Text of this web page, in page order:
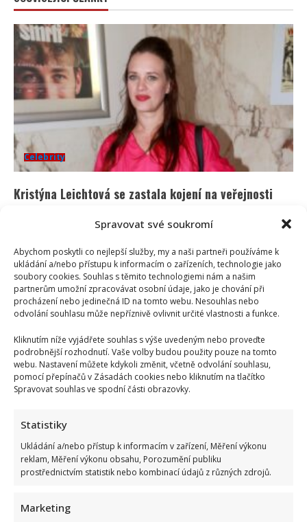
Spravovat své soukromí
Abychom poskytli co nejlepší služby, my a naši partneři používáme k
ukládání a/nebo přístupu k informacím o zařízeních, technologie jako
soubory cookies. Souhlas s těmito technologiemi nám a našim
partnerům umožní zpracovávat osobní údaje, jako je chování při
procházení nebo jedinečná ID na tomto webu. Nesouhlas nebo
odvolání souhlasu může nepříznivě ovlivnit určité vlastnosti a funkce.
Kliknutím níže vyjádřete souhlas s výše uvedeným nebo proveďte
podrobnější rozhodnutí. Vaše volby budou použity pouze na tomto
webu. Nastavení můžete kdykoli změnit, včetně odvolání souhlasu,
pomocí přepínačů v Zásadách cookies nebo kliknutím na tlačítko
Spravovat souhlas ve spodní části obrazovky.
Statistiky
Ukládání a/nebo přístup k informacím v zařízení, Měření výkonu
reklam, Měření výkonu obsahu, Porozumění publiku
prostřednictvím statistik nebo kombinací údajů z různých zdrojů.
Marketing
Celebrity
Kristýna Leichtová se zastala kojení na veřejnosti
6. 8. 2026
Marek Ztracený zrušil velkolepé finále svého
koncertu na Letné